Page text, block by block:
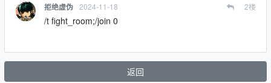
拒绝虚伪 2024-11-18 2楼
/t fight_room;/join 0
返回